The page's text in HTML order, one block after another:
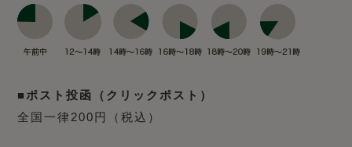
■ポスト投函（クリックポスト）
全国一律200円（税込）